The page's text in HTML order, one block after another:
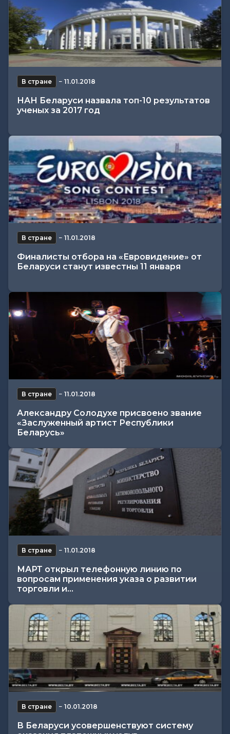
В стране − 11.01.2018
НАН Беларуси назвала топ-10 результатов
ученых за 2017 год
В стране − 11.01.2018
Финалисты отбора на «Евровидение» от
Беларуси станут известны 11 января
В стране − 11.01.2018
Александру Солодухе присвоено звание
«Заслуженный артист Республики
Беларусь»
В стране − 11.01.2018
МАРТ открыл телефонную линию по
вопросам применения указа о развитии
торговли и...
В стране − 10.01.2018
В Беларуси усовершенствуют систему